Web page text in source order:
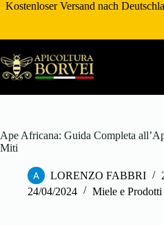
Zum
Kostenloser Versand nach
Ape Africana: Guida Completa
Miti
LORENZO FABBRI
24/04/2024
Miele e Prodotti